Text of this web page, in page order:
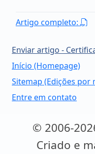
Artigo completo:
Enviar artigo -
Início (Homepage)
Sitemap (Edições por
Entre em contato
© 2006-
Criado e